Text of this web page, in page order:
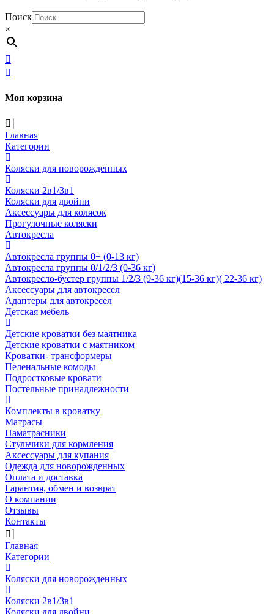
Поиск
×
Моя корзина
Главная
Категории
Коляски для новорожденных
Коляски 2в1/3в1
Коляски для двойни
Аксессуары для колясок
Прогулочные коляски
Автокресла
Автокресла группы 0+ (0-13 кг)
Автокресла группы 0/1/2/3 (0-36 кг)
Автокресло-бустер группы 1/2/3 (9-36 кг)(15-36 кг)( 22-36 кг)
Аксессуары для автокресел
Адаптеры для автокресел
Детская мебель
Детские кроватки без маятника
Детские кроватки с маятником
Кроватки- трансформеры
Пеленальные комоды
Подростковые кровати
Постельные принадлежности
Комплекты в кроватку
Матрасы
Наматрасники
Стульчики для кормления
Аксессуары для купания
Одежда для новорожденных
Оплата и доставка
Гарантия, обмен и возврат
О компании
Отзывы
Контакты
Главная
Категории
Коляски для новорожденных
Коляски 2в1/3в1
Коляски для двойни